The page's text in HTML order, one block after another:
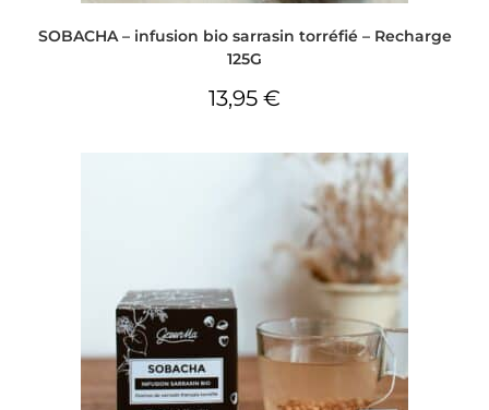
SOBACHA – infusion bio sarrasin torréfié – Recharge
125G
13,95 €